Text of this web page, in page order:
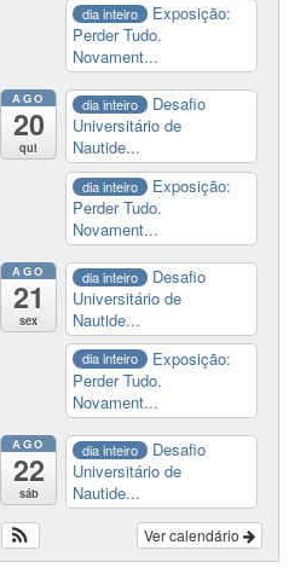
dia inteiro
Exposição:
Perder Tudo.
Novament...
AGO
20
qui
dia inteiro
Desafio
Universitário de
Nautide...
dia inteiro
Exposição:
Perder Tudo.
Novament...
AGO
21
sex
dia inteiro
Desafio
Universitário de
Nautide...
dia inteiro
Exposição:
Perder Tudo.
Novament...
AGO
22
sáb
dia inteiro
Desafio
Universitário de
Nautide...
Ver calendário